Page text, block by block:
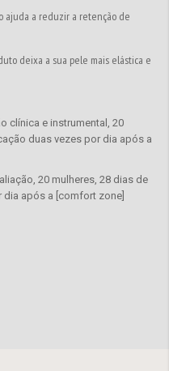
ajuda a reduzir a retenção de
deixa a sua pele mais elástica e
clínica e instrumental, 20
duas vezes por dia após a
20 mulheres, 28 dias de
após a [comfort zone]